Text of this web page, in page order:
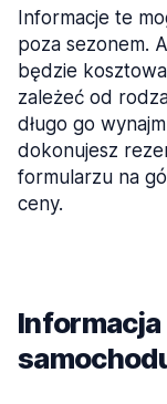
Informacje te
poza sezonem.
będzie
zależeć od
długo go
dokonujesz
formularzu na
ceny.